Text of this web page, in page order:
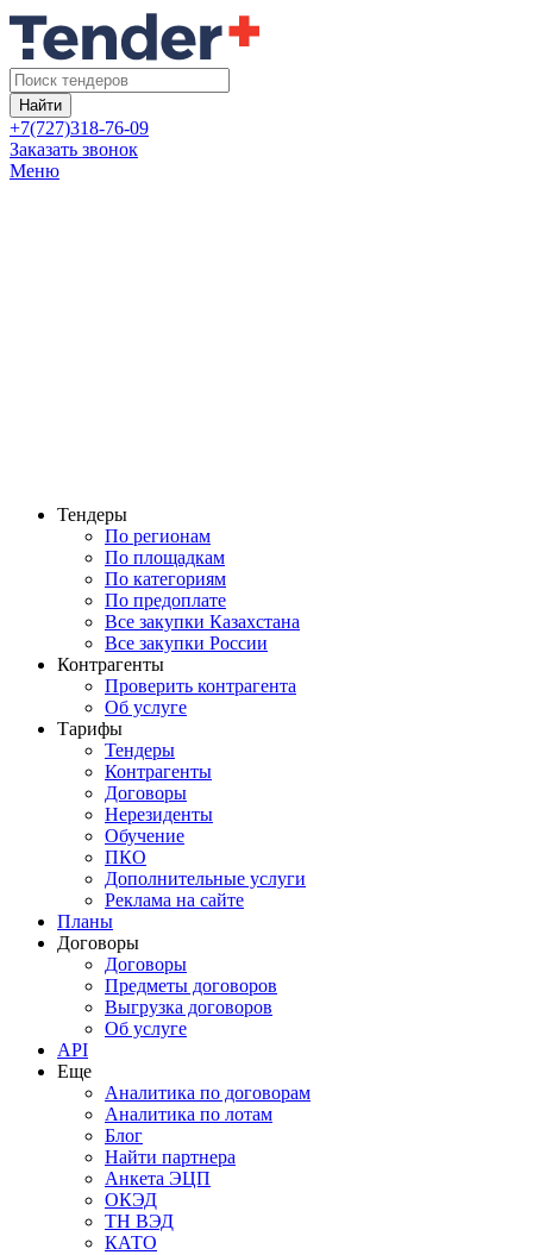
Найти
+7(727)318-76-09
Заказать звонок
Меню
Тендеры
По регионам
По площадкам
По категориям
По предоплате
Все закупки Казахстана
Все закупки России
Контрагенты
Проверить контрагента
Об услуге
Тарифы
Тендеры
Контрагенты
Договоры
Нерезиденты
Обучение
ПКО
Дополнительные услуги
Реклама на сайте
Планы
Договоры
Договоры
Предметы договоров
Выгрузка договоров
Об услуге
API
Еще
Аналитика по договорам
Аналитика по лотам
Блог
Найти партнера
Анкета ЭЦП
ОКЭД
ТН ВЭД
КАТО